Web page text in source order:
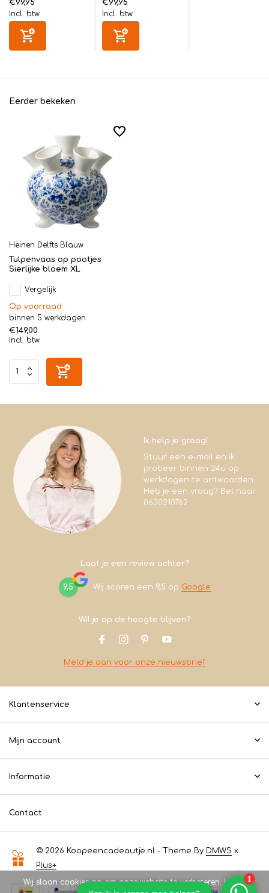
€99,95
Incl. btw
€99,95
Incl. btw
Eerder bekeken
Heinen Delfts Blauw
Tulpenvaas op pootjes
Sierlijke bloem XL
Vergelijk
Op voorraad
binnen 5 werkdagen
€149,00
Incl. btw
Ik help je graag!
Stuur een e-mail en ik
probeer binnen 24u op
werkdagen te antwoorden.
Heb je een vraag? Bel naar
0630210762
Laat je een review achter?
9,5 Wij scoren een 9,5 op Google
Wil je op de hoogte blijven?
Meld je aan voor onze nieuwsbrief
Klantenservice
Mijn account
Informatie
Contact
© 2026 Koopeencadeautje.nl - Theme By DMWS x
Plus+
Wij slaan cookies op om onze website te verbeteren. Is dat